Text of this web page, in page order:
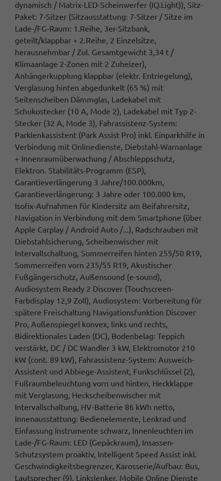
dynamisch / Matrix-LED-Scheinwerfer (IQ.Light)), Sitz-
Paket: 7-Sitzer (Sitzausstattung: 7-Sitzer / Sitze im
Lade-/FG-Raum: 1.Reihe, 3er-Sitzbank,
geteilt/klappbar + 2.Reihe, 2 Einzelsitze,
herausnehmbar / Zul. Gesamtgewicht 3,34 t /
Klimaanlage 2-Zonen mit 2 Zuheizer),
Anhängerkupplung klappbar (elektr. Entriegelung),
Verglasung hinten abgedunkelt (65 %) mit
Seitenscheiben Dämmglas, Ladekabel mit
Schukostecker (10 A, Mode 2), Ladekabel mit Typ 2-
Stecker (32 A, Mode 3), Fahrassistenz-System:
Parklenkassistent (Park Assist Pro) inkl. Einparkhilfe in
Verbindung mit Onlinedienste, Diebstahl-Warnanlage
+ Innenraumüberwachung / Abschleppschutz,
Elektron. Stabilitäts-Programm (ESP),
Garantieverlängerung 3 Jahre/100.000km,
Garantieverlängerung: 3 Jahre oder 100.000 km,
Isofix-Aufnahmen für Kindersitz am Beifahrersitz,
Navigation in Verbindung mit dem Smartphone (über
Apple Carplay / Android Auto /...), Radschrauben mit
Diebstahlsicherung, Scheibenwischer mit
Intervallschaltung, Sommerreifen hinten 255/50 R19,
Sommerreifen vorn 235/55 R19, Akustischer
Fußgängerschutz, Außensound (e-sound),
Audiosystem Ready 2 Discover (Touchscreen-
Farbdisplay 12,9 Zoll), Audiosystem: Vorbereitung für
spätere Freischaltung Navigationsfunktion Discover
Pro, Außenspiegel konvex, links und rechts,
Bidirektionales Laden (DC), Bodenbelag: Teppich
verstärkt, DC / DC Wandler 3 kW, Elektromotor 210
kW (cont. 89 kW), Fahrassistenz-System: Ausweich-
Assistent und Abbiege-Assistent, Funkschlüssel (2),
Fußraumbeleuchtung vorn und hinten, Heckklappe
mit Verglasung, Heckscheibenwischer mit
Intervallschaltung, HV-Batterie 86 kWh netto,
Innenausstattung: Bedienelemente, Lenkrad und
Einfassung Instrumente schwarz, Innenleuchten im
Lade-/FG-Raum: LED (Gepäckraum), Insassen-
Schutzsystem proaktiv, Intelligent Speed Assist inkl.
Geschwindigkeitsbegrenzer, Karosserie/Aufbau: Bus,
Lautsprecher (9), Linkslenker, Mobile Online Dienste